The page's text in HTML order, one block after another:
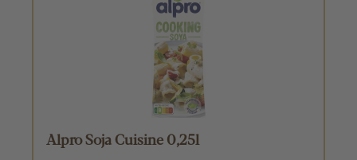
Alpro Soja Cuisine 0,25l